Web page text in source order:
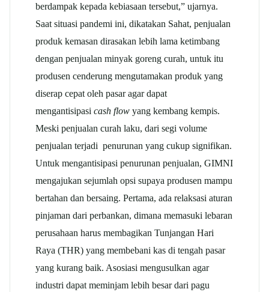
berdampak kepada kebiasaan tersebut,” ujarnya.
Saat situasi pandemi ini, dikatakan Sahat, penjualan
produk kemasan dirasakan lebih lama ketimbang
dengan penjualan minyak goreng curah, untuk itu
produsen cenderung mengutamakan produk yang
diserap cepat oleh pasar agar dapat
mengantisipasi cash flow yang kembang kempis.
Meski penjualan curah laku, dari segi volume
penjualan terjadi penurunan yang cukup signifikan.
Untuk mengantisipasi penurunan penjualan, GIMNI
mengajukan sejumlah opsi supaya produsen mampu
bertahan dan bersaing. Pertama, ada relaksasi aturan
pinjaman dari perbankan, dimana memasuki lebaran
perusahaan harus membagikan Tunjangan Hari
Raya (THR) yang membebani kas di tengah pasar
yang kurang baik. Asosiasi mengusulkan agar
industri dapat meminjam lebih besar dari pagu